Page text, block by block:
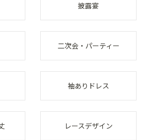
披露宴
二次会・パーティー
袖ありドレス
レースデザイン